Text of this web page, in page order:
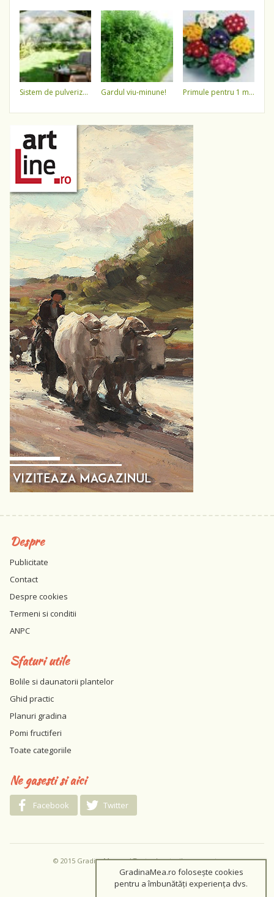
sistem de pulverizare a apei gardul viu-minune! primule pentru 1 martie 3,5 lei / ghiveci !!!!
Despre
Publicitate
Contact
Despre cookies
Termeni si conditii
ANPC
Sfaturi utile
Bolile si daunatorii plantelor
Ghid practic
Planuri gradina
Pomi fructiferi
Toate categoriile
Ne gasesti si aici
Facebook Twitter
© 2015 GradinaMea.ro / Toate drepturile rezervate
GradinaMea.ro folosește cookies
pentru a îmbunătăți experiența dvs.